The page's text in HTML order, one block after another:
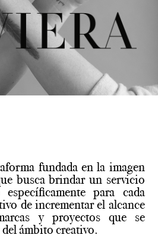
fundada en la imagen
busca brindar un servicio
para cada
de incrementar el alcance
y proyectos que se
ámbito creativo.